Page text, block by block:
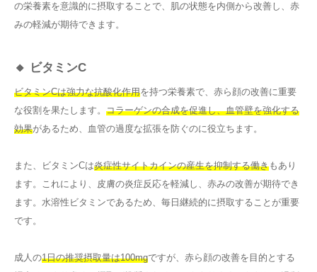
の栄養素を意識的に摂取することで、肌の状態を内側から改善し、赤
みの軽減が期待できます。
🔸 ビタミンC
ビタミンCは強力な抗酸化作用を持つ栄養素で、赤ら顔の改善に重要
な役割を果たします。 コラーゲンの合成を促進し、血管壁を強化する
効果があるため、血管の過度な拡張を防ぐのに役立ちます。
また、ビタミンCは炎症性サイトカインの産生を抑制する働きもあり
ます。これにより、皮膚の炎症反応を軽減し、赤みの改善が期待でき
ます。水溶性ビタミンであるため、毎日継続的に摂取することが重要
です。
成人の1日の推奨摂取量は100mgですが、赤ら顔の改善を目的とする